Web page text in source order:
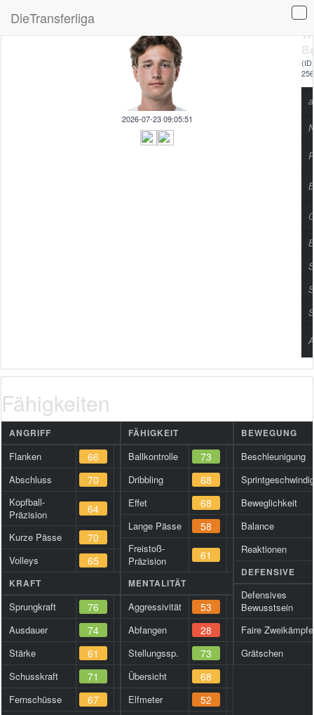
DieTransferliga
2026-07-23 09:05:51
(ID:
Fähigkeiten
ANGRIFF
Flanken 66
Abschluss 70
Kopfball-
Präzision
64
Kurze Pässe 70
Volleys 65
KRAFT
Sprungkraft 76
Ausdauer 74
Stärke 61
Schusskraft 71
Fernschüsse 67
FÄHIGKEIT
Ballkontrolle 73
Dribbling 68
Effet 68
Lange Pässe 58
Freistoß-
Präzision
61
MENTALITÄT
Aggressivität 53
Abfangen 28
Stellungssp. 73
Übersicht 68
Elfmeter 52
BEWEGUNG
Beschleunigung
Beweglichkeit
Balance
Reaktionen
DEFENSIVE
Defensives
Bewusstsein
Faire Zweikämpfe
Grätschen